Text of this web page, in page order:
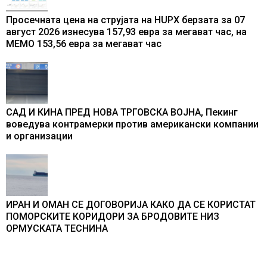
Просечната цена на струјата на HUPX берзата за 07
август 2026 изнесува 157,93 евра за мегават час, на
МЕМО 153,56 евра за мегават час
САД И КИНА ПРЕД НОВА ТРГОВСКА ВОЈНА, Пекинг
воведува контрамерки против американски компании
и организации
ИРАН И ОМАН СЕ ДОГОВОРИЈА КАКО ДА СЕ КОРИСТАТ
ПОМОРСКИТЕ КОРИДОРИ ЗА БРОДОВИТЕ НИЗ
ОРМУСКАТА ТЕСНИНА